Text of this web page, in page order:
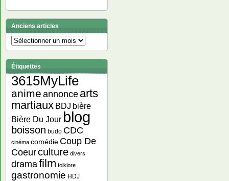
Anciens articles
Anciens
articles
Étiquettes
3615MyLife
anime annonce arts
martiaux BDJ bière
Bière Du Jour blog
boisson budo CDC
cinéma comédie Coup De
Coeurculture divers
dramafilm folklore
gastronomie HDJ